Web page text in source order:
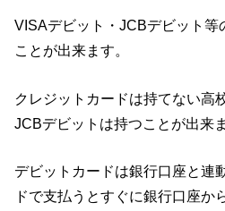
VISAデビット・JCBデビット等
ことが出来ます。
クレジットカードは持てない高
JCBデビットは持つことが出来ま
デビットカードは銀行口座と連
ドで支払うとすぐに銀行口座か